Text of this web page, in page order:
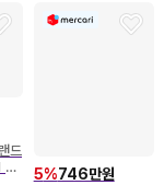
드
블
5%746만원